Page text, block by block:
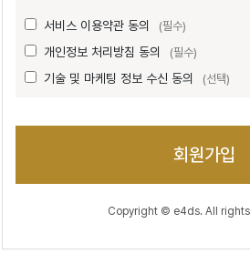
서비스 이용약관 동의 (필수)
개인정보 처리방침 동의 (필수)
기술 및 마케팅 정보 수신 동의 (선택)
회원가입
Copyright © e4ds. All